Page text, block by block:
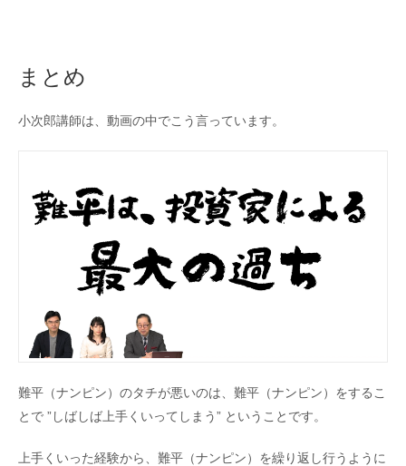
まとめ
小次郎講師は、動画の中でこう言っています。
難平（ナンピン）のタチが悪いのは、難平（ナンピン）をするこ
とで ”しばしば上手くいってしまう” ということです。
上手くいった経験から、難平（ナンピン）を繰り返し行うように